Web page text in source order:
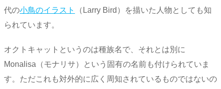
代の小鳥のイラスト
（Larry Bird）を描いた人物としても知
られています。
オクトキャットというのは種族名で、それとは別に
Monalisa（モナリサ）という固有の名前も付けられていま
す。ただこれも対外的に広く周知されているものではないの